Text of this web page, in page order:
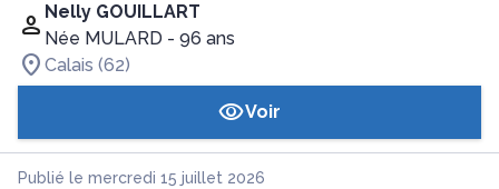
Nelly GOUILLART
Née MULARD - 96 ans
Calais (62)
Voir
Publié le mercredi 15 juillet 2026